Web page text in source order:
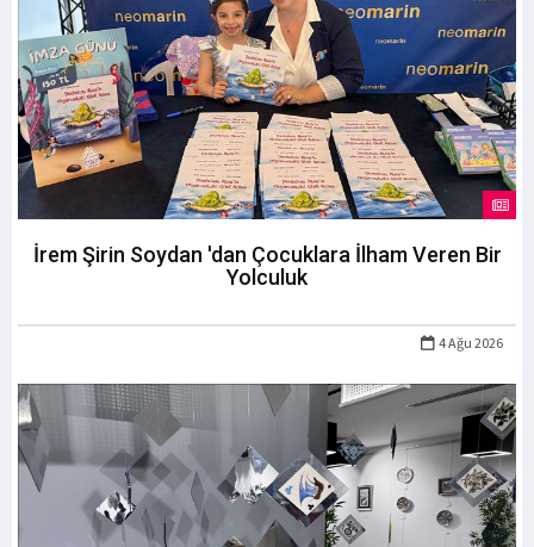
İrem Şirin Soydan 'dan Çocuklara İlham Veren Bir
Yolculuk
4 Ağu 2026